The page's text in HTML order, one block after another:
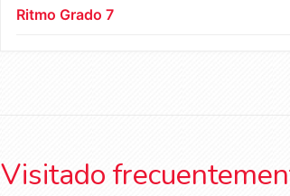
Ritmo Grado 7
Visitado